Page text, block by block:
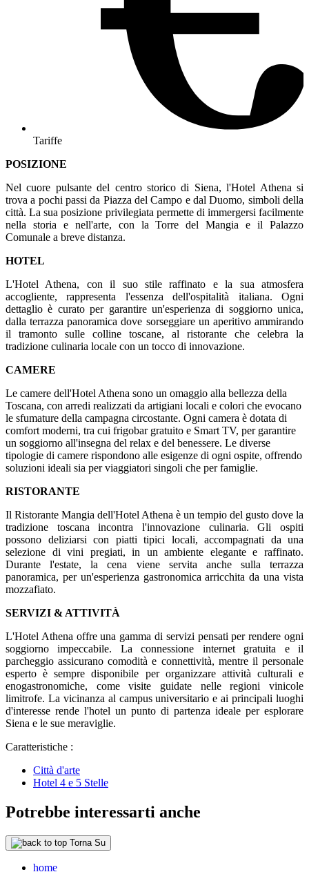
Tariffe
POSIZIONE
Nel cuore pulsante del centro storico di Siena, l'Hotel Athena si
trova a pochi passi da Piazza del Campo e dal Duomo, simboli della
città. La sua posizione privilegiata permette di immergersi facilmente
nella storia e nell'arte, con la Torre del Mangia e il Palazzo
Comunale a breve distanza.
HOTEL
L'Hotel Athena, con il suo stile raffinato e la sua atmosfera
accogliente, rappresenta l'essenza dell'ospitalità italiana. Ogni
dettaglio è curato per garantire un'esperienza di soggiorno unica,
dalla terrazza panoramica dove sorseggiare un aperitivo ammirando
il tramonto sulle colline toscane, al ristorante che celebra la
tradizione culinaria locale con un tocco di innovazione.
CAMERE
Le camere dell'Hotel Athena sono un omaggio alla bellezza della
Toscana, con arredi realizzati da artigiani locali e colori che evocano
le sfumature della campagna circostante. Ogni camera è dotata di
comfort moderni, tra cui frigobar gratuito e Smart TV, per garantire
un soggiorno all'insegna del relax e del benessere. Le diverse
tipologie di camere rispondono alle esigenze di ogni ospite, offrendo
soluzioni ideali sia per viaggiatori singoli che per famiglie.
RISTORANTE
Il Ristorante Mangia dell'Hotel Athena è un tempio del gusto dove la
tradizione toscana incontra l'innovazione culinaria. Gli ospiti
possono deliziarsi con piatti tipici locali, accompagnati da una
selezione di vini pregiati, in un ambiente elegante e raffinato.
Durante l'estate, la cena viene servita anche sulla terrazza
panoramica, per un'esperienza gastronomica arricchita da una vista
mozzafiato.
SERVIZI & ATTIVITÀ
L'Hotel Athena offre una gamma di servizi pensati per rendere ogni
soggiorno impeccabile. La connessione internet gratuita e il
parcheggio assicurano comodità e connettività, mentre il personale
esperto è sempre disponibile per organizzare attività culturali e
enogastronomiche, come visite guidate nelle regioni vinicole
limitrofe. La vicinanza al campus universitario e ai principali luoghi
d'interesse rende l'hotel un punto di partenza ideale per esplorare
Siena e le sue meraviglie.
Caratteristiche :
Città d'arte
Hotel 4 e 5 Stelle
Potrebbe interessarti anche
Torna Su
home